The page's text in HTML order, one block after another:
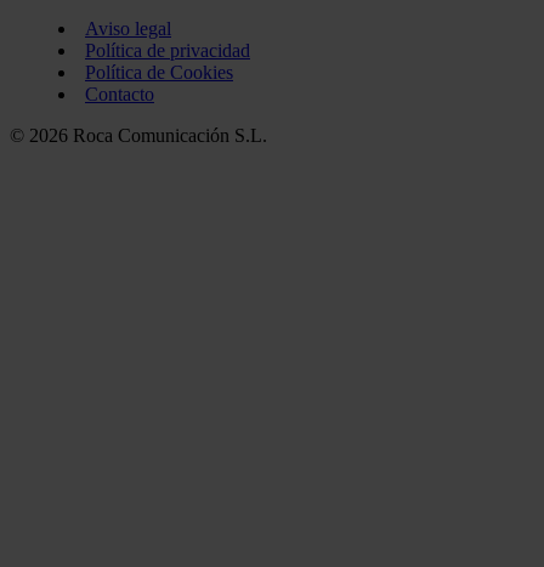
Aviso legal
Política de privacidad
Política de Cookies
Contacto
© 2026 Roca Comunicación S.L.